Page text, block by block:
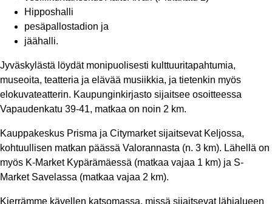
Hipposhalli
pesäpallostadion ja
jäähalli.
Jyväskylästä löydät monipuolisesti kulttuuritapahtumia,
museoita, teatteria ja elävää musiikkia, ja tietenkin myös
elokuvateatterin. Kaupunginkirjasto sijaitsee osoitteessa
Vapaudenkatu 39-41, matkaa on noin 2 km.
Kauppakeskus Prisma ja Citymarket sijaitsevat Keljossa,
kohtuullisen matkan päässä Valorannasta (n. 3 km). Lähellä on
myös K-Market Kypärämäessä (matkaa vajaa 1 km) ja S-
Market Savelassa (matkaa vajaa 2 km).
Kierrämme kävellen katsomassa, missä sijaitsevat lähialueen